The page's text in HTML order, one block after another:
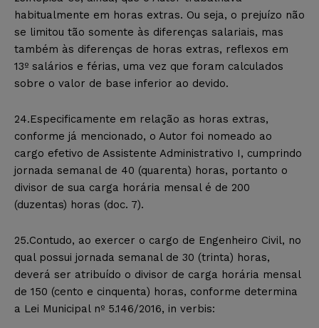
habitualmente em horas extras. Ou seja, o prejuízo não
se limitou tão somente às diferenças salariais, mas
também às diferenças de horas extras, reflexos em
13º salários e férias, uma vez que foram calculados
sobre o valor de base inferior ao devido.
24.Especificamente em relação as horas extras,
conforme já mencionado, o Autor foi nomeado ao
cargo efetivo de Assistente Administrativo I, cumprindo
jornada semanal de 40 (quarenta) horas, portanto o
divisor de sua carga horária mensal é de 200
(duzentas) horas (doc. 7).
25.Contudo, ao exercer o cargo de Engenheiro Civil, no
qual possui jornada semanal de 30 (trinta) horas,
deverá ser atribuído o divisor de carga horária mensal
de 150 (cento e cinquenta) horas, conforme determina
a Lei Municipal nº 5.146/2016, in verbis: